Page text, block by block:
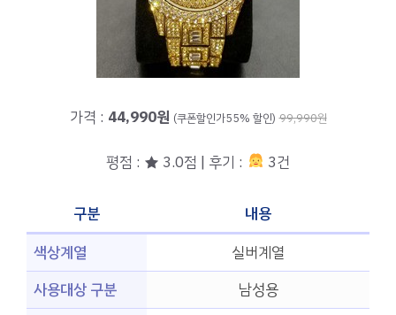
가격 : 44,990원 (쿠폰할인가55% 할인) 99,990원
평점 : ★ 3.0점 | 후기 : 3건
구분
내용
색상계열
실버계열
사용대상 구분
남성용